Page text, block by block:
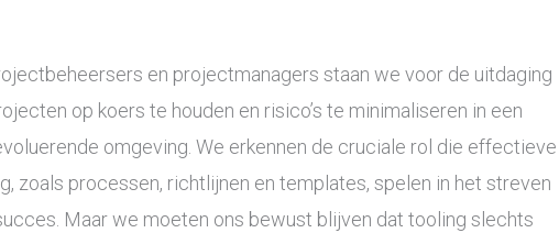
en projectmanagers staan we voor de uitdaging
op koers te houden en risico’s te minimaliseren in een
omgeving. We erkennen de cruciale rol die effectieve
zoals processen, richtlijnen en templates, spelen in het streven
Maar we moeten ons bewust blijven dat tooling slechts